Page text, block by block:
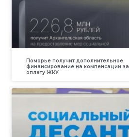
Поморье получит дополнительное
финансирование на компенсации за
оплату ЖКУ